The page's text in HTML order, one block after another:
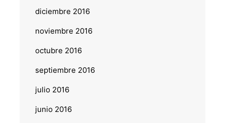
diciembre 2016
noviembre 2016
octubre 2016
septiembre 2016
julio 2016
junio 2016